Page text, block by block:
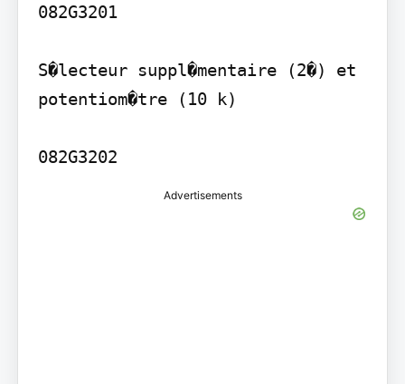
082G3201
S�lecteur suppl�mentaire (2�) et
potentiom�tre (10 k)
082G3202
Advertisements